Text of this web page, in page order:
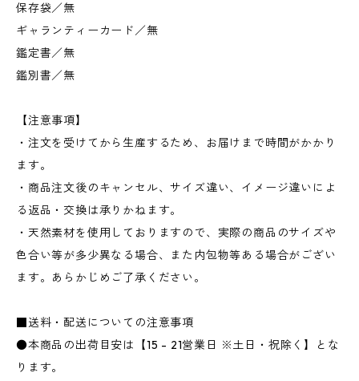
保存袋／無
ギャランティーカード／無
鑑定書／無
鑑別書／無
【注意事項】
・注文を受けてから生産するため、お届けまで時間がかかり
ます。
・商品注文後のキャンセル、サイズ違い、イメージ違いによ
る返品・交換は承りかねます。
・天然素材を使用しておりますので、実際の商品のサイズや
色合い等が多少異なる場合、また内包物等ある場合がござい
ます。あらかじめご了承ください。
■送料・配送についての注意事項
●本商品の出荷目安は【15 - 21営業日 ※土日・祝除く】とな
ります。